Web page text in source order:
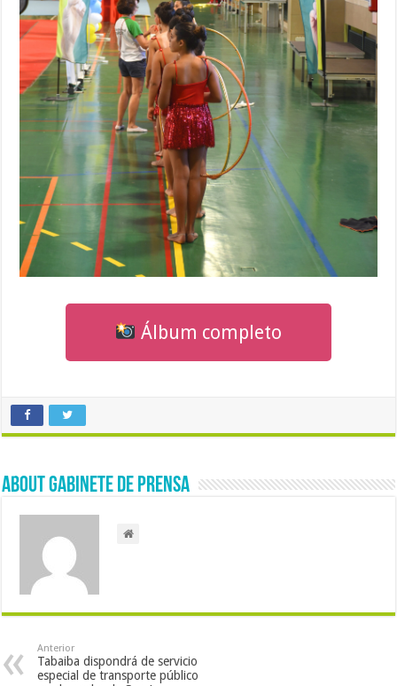
Álbum completo
About Gabinete de Prensa
Anterior
Tabaiba dispondrá de servicio
especial de transporte público